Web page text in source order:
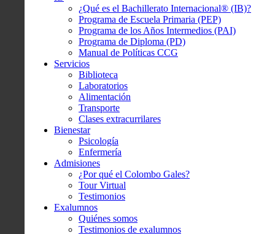
¿Qué es el Bachillerato Internacional® (IB)?
Programa de Escuela Primaria (PEP)
Programa de los Años Intermedios (PAI)
Programa de Diploma (PD)
Manual de Políticas CCG
Servicios
Biblioteca
Laboratorios
Alimentación
Transporte
Clases extracurrilares
Bienestar
Psicología
Enfermería
Admisiones
¿Por qué el Colombo Gales?
Tour Virtual
Testimonios
Exalumnos
Quiénes somos
Testimonios de exalumnos